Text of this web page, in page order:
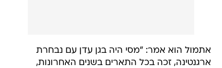
אתמול הוא אמר: "מסי היה בגן עדן עם נבחרת
ארגנטינה, זכה בכל התארים בשנים האחרונות,